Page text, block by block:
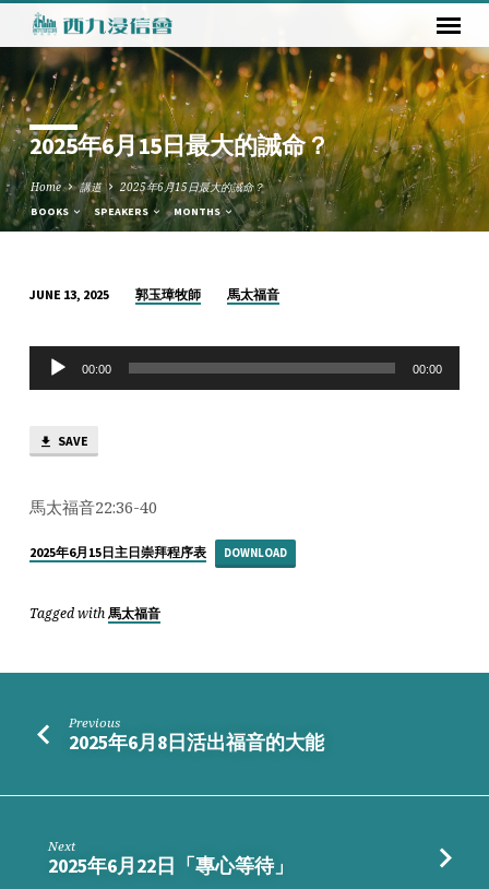
2025年6月15日最大的誡命？
Home 講道 2025年6月15日最大的誡命？
BOOKS SPEAKERS MONTHS
年
月
日
大
誡
JUNE 13, 2025 郭玉璋牧師 馬太福音
Audio
Player
00:00 00:00
SAVE
馬太福音22:36-40
2025年6月15日主日崇拜程序表 DOWNLOAD
Tagged with 馬太福音
Previous
2025年6月8日活出福音的大能
Next
2025年6月22日「專心等待」